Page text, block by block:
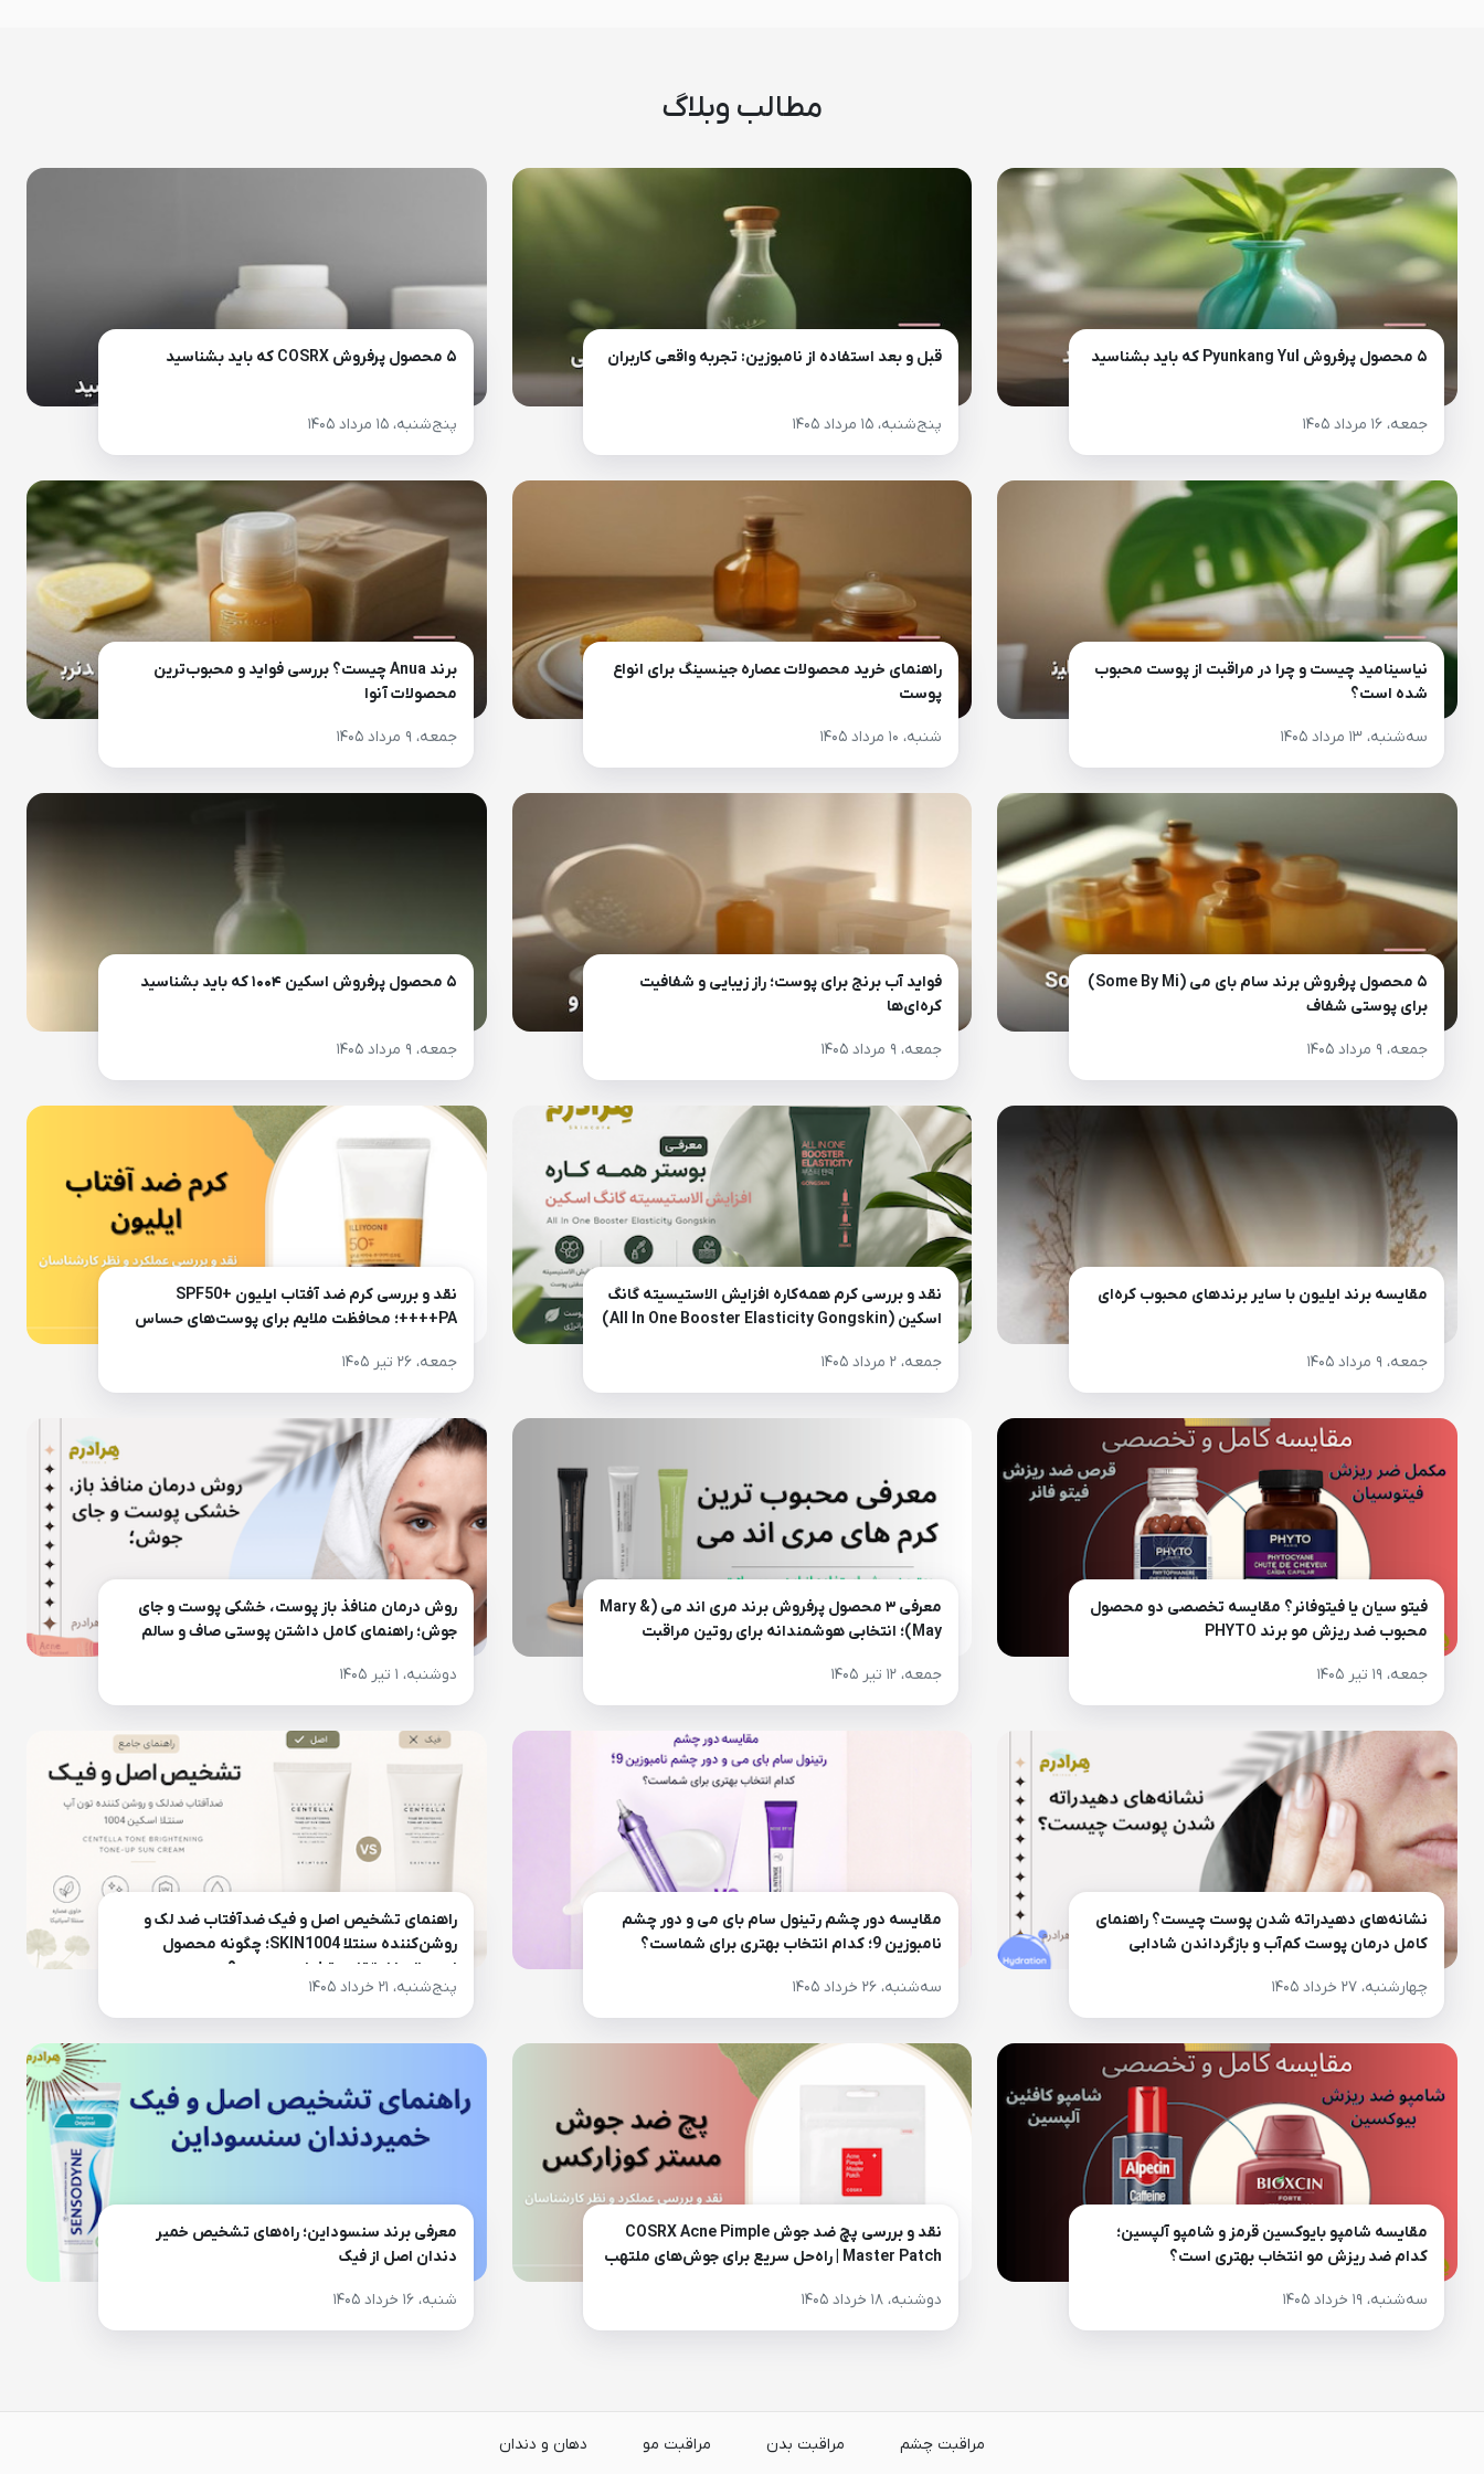
مطالب وبلاگ
۵ محصول پرفروش Pyunkang Yul که باید بشناسید
جمعه، ۱۶ مرداد ۱۴۰۵
قبل و بعد استفاده از نامبوزین: تجربه واقعی کاربران
پنج‌شنبه، ۱۵ مرداد ۱۴۰۵
۵ محصول پرفروش COSRX که باید بشناسید
پنج‌شنبه، ۱۵ مرداد ۱۴۰۵
نیاسینامید چیست و چرا در مراقبت از پوست محبوب
شده است؟
سه‌شنبه، ۱۳ مرداد ۱۴۰۵
راهنمای خرید محصولات عصاره جینسینگ برای انواع
پوست
شنبه، ۱۰ مرداد ۱۴۰۵
برند Anua چیست؟ بررسی فواید و محبوب‌ترین
محصولات آنوا
جمعه، ۹ مرداد ۱۴۰۵
۵ محصول پرفروش برند سام بای می (Some By Mi)
برای پوستی شفاف
جمعه، ۹ مرداد ۱۴۰۵
فواید آب برنج برای پوست؛ راز زیبایی و شفافیت
کره‌ای‌ها
جمعه، ۹ مرداد ۱۴۰۵
۵ محصول پرفروش اسکین ۱۰۰۴ که باید بشناسید
جمعه، ۹ مرداد ۱۴۰۵
مقایسه برند ایلیون با سایر برندهای محبوب کره‌ای
جمعه، ۹ مرداد ۱۴۰۵
نقد و بررسی کرم همه‌کاره افزایش الاستیسیته گانگ
اسکین (All In One Booster Elasticity Gongskin)
جمعه، ۲ مرداد ۱۴۰۵
نقد و بررسی کرم ضد آفتاب ایلیون SPF50+
PA++++؛ محافظت ملایم برای پوست‌های حساس
جمعه، ۲۶ تیر ۱۴۰۵
فیتو سیان یا فیتوفانر؟ مقایسه تخصصی دو محصول
محبوب ضد ریزش مو برند PHYTO
جمعه، ۱۹ تیر ۱۴۰۵
معرفی ۳ محصول پرفروش برند مری اند می (Mary &
May)؛ انتخابی هوشمندانه برای روتین مراقبت
جمعه، ۱۲ تیر ۱۴۰۵
روش درمان منافذ باز پوست، خشکی پوست و جای
جوش؛ راهنمای کامل داشتن پوستی صاف و سالم
دوشنبه، ۱ تیر ۱۴۰۵
نشانه‌های دهیدراته شدن پوست چیست؟ راهنمای
کامل درمان پوست کم‌آب و بازگرداندن شادابی
چهارشنبه، ۲۷ خرداد ۱۴۰۵
مقایسه دور چشم رتینول سام بای می و دور چشم
نامبوزین 9؛ کدام انتخاب بهتری برای شماست؟
سه‌شنبه، ۲۶ خرداد ۱۴۰۵
راهنمای تشخیص اصل و فیک ضدآفتاب ضد لک و
روشن‌کننده سنتلا SKIN1004؛ چگونه محصول
اورجینال را از تقلبی تشخیص دهیم؟
پنج‌شنبه، ۲۱ خرداد ۱۴۰۵
مقایسه شامپو بایوکسین قرمز و شامپو آلپسین؛
کدام ضد ریزش مو انتخاب بهتری است؟
سه‌شنبه، ۱۹ خرداد ۱۴۰۵
نقد و بررسی پچ ضد جوش COSRX Acne Pimple
Master Patch | راه‌حل سریع برای جوش‌های ملتهب
دوشنبه، ۱۸ خرداد ۱۴۰۵
معرفی برند سنسوداین؛ راه‌های تشخیص خمیر
دندان اصل از فیک
شنبه، ۱۶ خرداد ۱۴۰۵
مراقبت چشم مراقبت بدن مراقبت مو دهان و دندان